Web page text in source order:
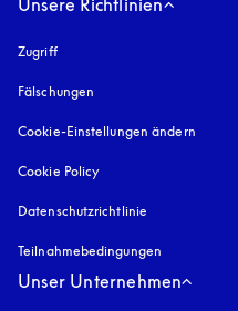
Unsere Richtlinien
Zugrifföffnet sich in einem neuen Tab
Fälschungen
Cookie-Einstellungen ändern
Cookie Policy
Datenschutzrichtlinie
Teilnahmebedingungen
Unser Unternehmen